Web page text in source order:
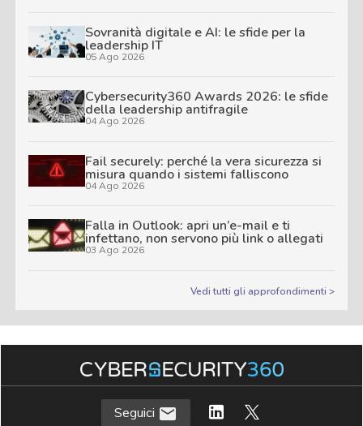
Sovranità digitale e AI: le sfide per la
leadership IT
05 Ago 2026
Cybersecurity360 Awards 2026: le sfide
della leadership antifragile
04 Ago 2026
Fail securely: perché la vera sicurezza si
misura quando i sistemi falliscono
04 Ago 2026
Falla in Outlook: apri un’e-mail e ti
infettano, non servono più link o allegati
03 Ago 2026
Vedi tutti gli approfondimenti >
Seguici